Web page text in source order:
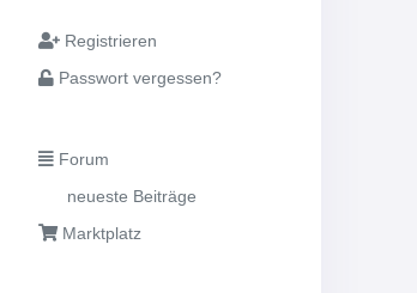
Registrieren
Passwort vergessen?
Forum
neueste Beiträge
Marktplatz